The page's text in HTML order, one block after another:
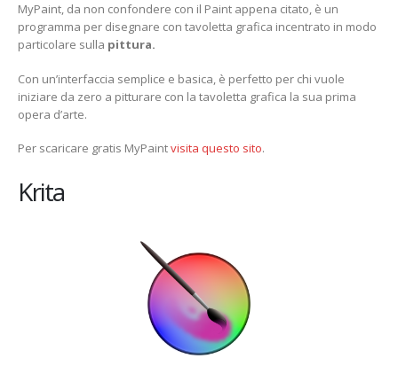
MyPaint, da non confondere con il Paint appena citato, è un
programma per disegnare con tavoletta grafica incentrato in modo
particolare sulla pittura.
Con un’interfaccia semplice e basica, è perfetto per chi vuole
iniziare da zero a pitturare con la tavoletta grafica la sua prima
opera d’arte.
Per scaricare gratis MyPaintvisita questo sito.
Krita